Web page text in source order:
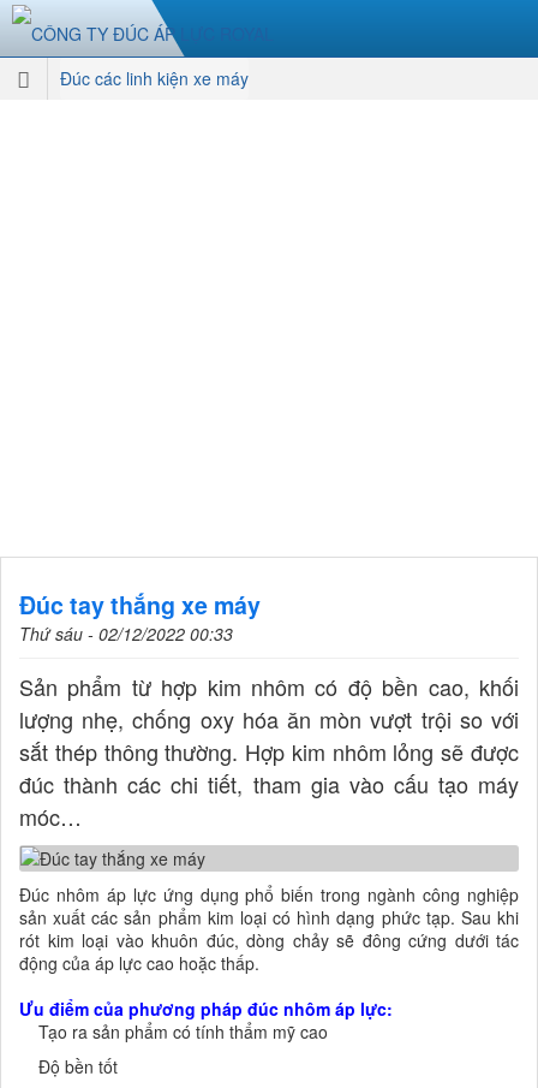
Đúc các linh kiện xe máy
Đúc tay thắng xe máy
Thứ sáu - 02/12/2022 00:33
Sản phẩm từ hợp kim nhôm có độ bền cao, khối
lượng nhẹ, chống oxy hóa ăn mòn vượt trội so với
sắt thép thông thường. Hợp kim nhôm lỏng sẽ được
đúc thành các chi tiết, tham gia vào cấu tạo máy
móc…
Đúc nhôm áp lực ứng dụng phổ biến trong ngành công nghiệp
sản xuất các sản phẩm kim loại có hình dạng phức tạp. Sau khi
rót kim loại vào khuôn đúc, dòng chảy sẽ đông cứng dưới tác
động của áp lực cao hoặc thấp.
Ưu điểm của phương pháp đúc nhôm áp lực:
Tạo ra sản phẩm có tính thẩm mỹ cao
Độ bền tốt